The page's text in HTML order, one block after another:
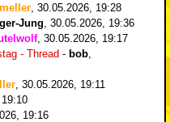
30.05.2026, 19:28
Jung 30.05.2026, 19:36
, 30.05.2026, 19:17
- Thread - bob
30.05.2026, 19:11
19:16